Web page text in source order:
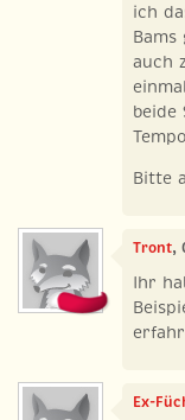
ich
auch
beide
Bitte
Tront,
Ihr
Ex-